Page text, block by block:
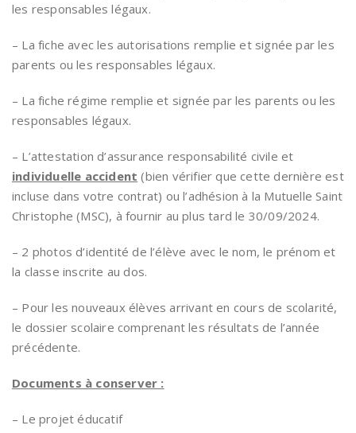
les responsables légaux.
– La fiche avec les autorisations remplie et signée par les
parents ou les responsables légaux.
– La fiche régime remplie et signée par les parents ou les
responsables légaux.
– L’attestation d’assurance responsabilité civile et
individuelle accident (bien vérifier que cette dernière est
incluse dans votre contrat) ou l’adhésion à la Mutuelle Saint
Christophe (MSC), à fournir au plus tard le 30/09/2024.
– 2 photos d’identité de l’élève avec le nom, le prénom et
la classe inscrite au dos.
– Pour les nouveaux élèves arrivant en cours de scolarité,
le dossier scolaire comprenant les résultats de l’année
précédente.
Documents à conserver :
– Le projet éducatif